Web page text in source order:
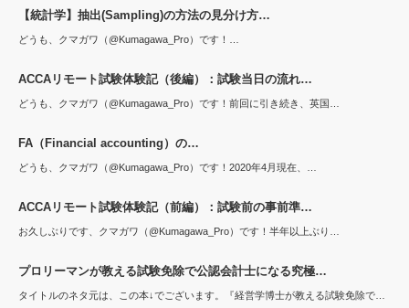
【統計学】抽出(Sampling)の方法の見分け方…
どうも、クマガワ（@Kumagawa_Pro）です！…
ACCAリモート試験体験記（後編）：試験当日の流れ…
どうも、クマガワ（@Kumagawa_Pro）です！前回に引き続き、英国…
FA（Financial accounting）の…
どうも、クマガワ（@Kumagawa_Pro）です！2020年4月現在、…
ACCAリモート試験体験記（前編）：試験前の事前準…
お久しぶりです、クマガワ（@Kumagawa_Pro）です！半年以上ぶり…
プロリーマンが教える試験免除で公認会計士になる究極…
タイトルのネタ元は、この本↓でございます。『経営学博士が教える試験免除で…